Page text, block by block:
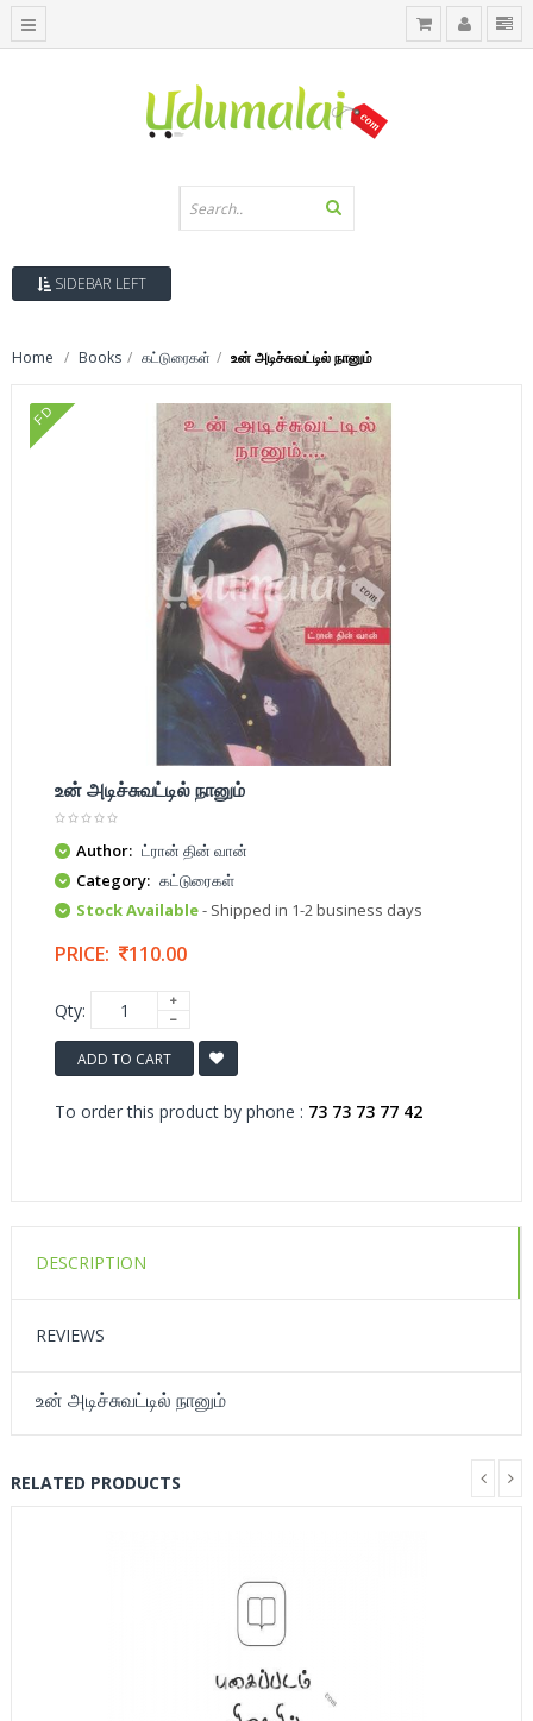
SIDEBAR LEFT
Home Books கட்டுரைகள் உன் அடிச்சுவட்டில் நானும்
FD
உன் அடிச்சுவட்டில் நானும்
Author: ட்ரான் தின் வான்
Category: கட்டுரைகள்
Stock Available- Shipped in 1-2 business days
PRICE: 110.00
Qty:
ADD TO CART
To order this product by phone : 73 73 73 77 42
DESCRIPTION
REVIEWS
உன் அடிச்சுவட்டில் நானும்
RELATED PRODUCTS